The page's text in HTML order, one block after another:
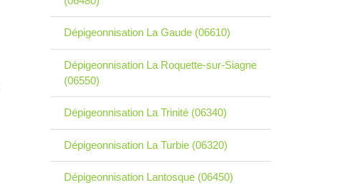
Dépigeonnisation La Gaude (06610)
Dépigeonnisation La Roquette-sur-Siagne
(06550)
Dépigeonnisation La Trinité (06340)
Dépigeonnisation La Turbie (06320)
Dépigeonnisation Lantosque (06450)